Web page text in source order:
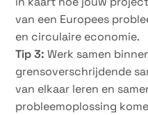
van een Europees
en circulaire economie.
Tip 3: Werk samen
grensoverschrijdende
van elkaar leren en
probleemoplossing